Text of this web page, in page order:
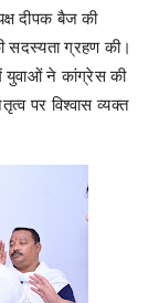
दीपक बैज की
सदस्यता ग्रहण की।
युवाओं ने कांग्रेस की
पर विश्वास व्यक्त